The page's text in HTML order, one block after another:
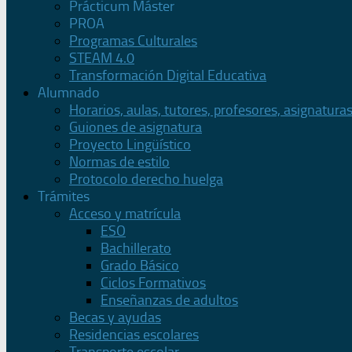
Prácticum Máster
PROA
Programas Culturales
STEAM 4.0
Transformación Digital Educativa
Alumnado
Horarios, aulas, tutores, profesores, asignaturas
Guiones de asignatura
Proyecto Lingüístico
Normas de estilo
Protocolo derecho huelga
Trámites
Acceso y matrícula
ESO
Bachillerato
Grado Básico
Ciclos Formativos
Enseñanzas de adultos
Becas y ayudas
Residencias escolares